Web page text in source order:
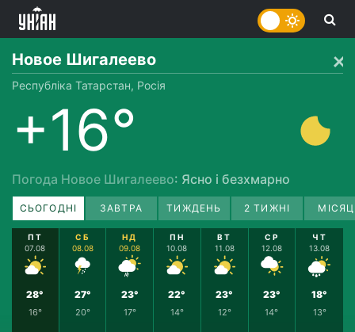
Новое Шигалеево
Республіка Татарстан, Росія
+16°
Погода Новое Шигалеево: Ясно і безхмарно
СЬОГОДНІ ЗАВТРА ТИЖДЕНЬ 2 ТИЖНІ
ПТ
07.08
28°
16°
СБ
08.08
27°
20°
НД
09.08
23°
17°
ПН
10.08
22°
14°
ВТ
11.08
23°
12°
СР
12.08
23°
14°
ЧТ
13.08
18°
13°